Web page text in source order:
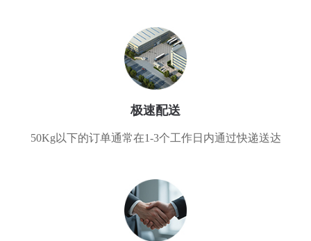
极速配送
50Kg以下的订单通常在1-3个工作日内通过快递送达